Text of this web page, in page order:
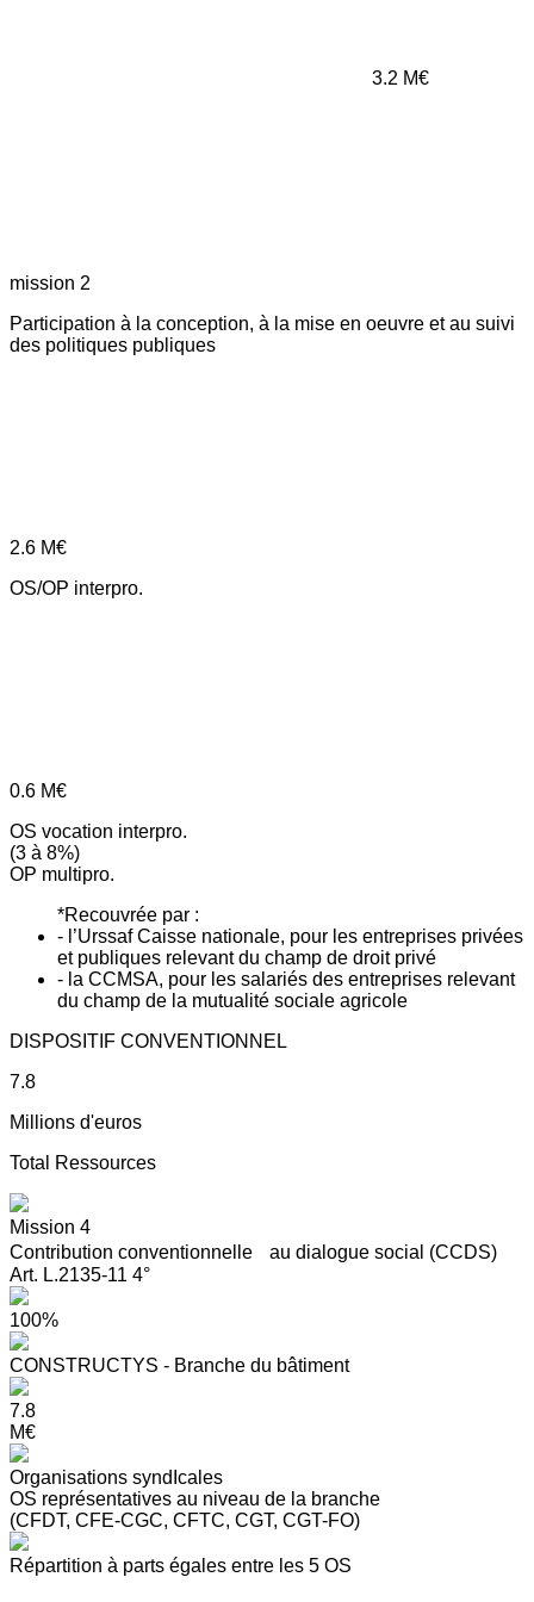
3.2 M€
mission 2
Participation à la conception, à la mise en oeuvre et au suivi
des politiques publiques
2.6 M€
OS/OP interpro.
0.6 M€
OS vocation interpro.
(3 à 8%)
OP multipro.
*Recouvrée par :
- l’Urssaf Caisse nationale, pour les entreprises privées
et publiques relevant du champ de droit privé
- la CCMSA, pour les salariés des entreprises relevant
du champ de la mutualité sociale agricole
DISPOSITIF CONVENTIONNEL
7.8
Millions d'euros
Total Ressources
Mission 4
Contribution conventionnelle au dialogue social (CCDS)
Art. L.2135-11 4°
100%
CONSTRUCTYS - Branche du bâtiment
7.8
M€
Organisations syndIcales
OS représentatives au niveau de la branche
(CFDT, CFE-CGC, CFTC, CGT, CGT-FO)
Répartition à parts égales entre les 5 OS